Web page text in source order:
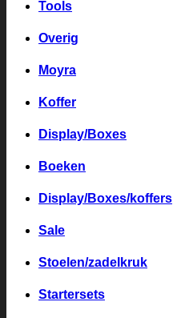
Tools
Overig
Moyra
Koffer
Display/Boxes
Boeken
Display/Boxes/koffers
Sale
Stoelen/zadelkruk
Startersets